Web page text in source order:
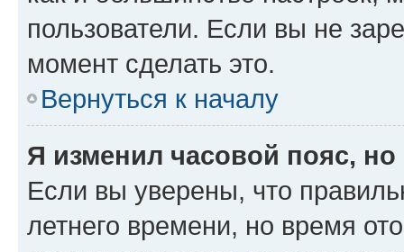
пользователи. Если вы не
момент сделать это.
Вернуться к началу
Я изменил часовой пояс,
Если вы уверены, что
летнего времени, но время